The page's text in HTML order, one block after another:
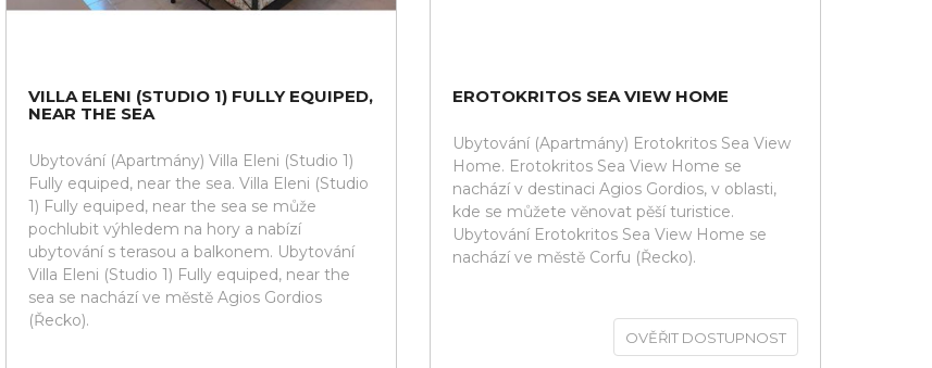
VILLA ELENI (STUDIO 1) FULLY EQUIPED,
NEAR THE SEA
Ubytování (Apartmány) Villa Eleni (Studio 1)
Fully equiped, near the sea. Villa Eleni (Studio
1) Fully equiped, near the sea se může
pochlubit výhledem na hory a nabízí
ubytování s terasou a balkonem. Ubytování
Villa Eleni (Studio 1) Fully equiped, near the
sea se nachází ve městě Agios Gordios
(Řecko).
EROTOKRITOS SEA VIEW HOME
Ubytování (Apartmány) Erotokritos Sea View
Home. Erotokritos Sea View Home se
nachází v destinaci Agios Gordios, v oblasti,
kde se můžete věnovat pěší turistice.
Ubytování Erotokritos Sea View Home se
nachází ve městě Corfu (Řecko).
OVĚŘIT DOSTUPNOST